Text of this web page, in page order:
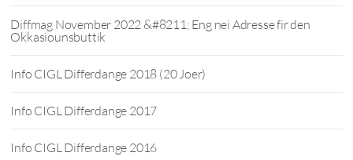
Diffmag November 2022 &#8211; Eng nei Adresse fir den
Okkasiounsbuttik
Info CIGL Differdange 2018 (20 Joer)
Info CIGL Differdange 2017
Info CIGL Differdange 2016